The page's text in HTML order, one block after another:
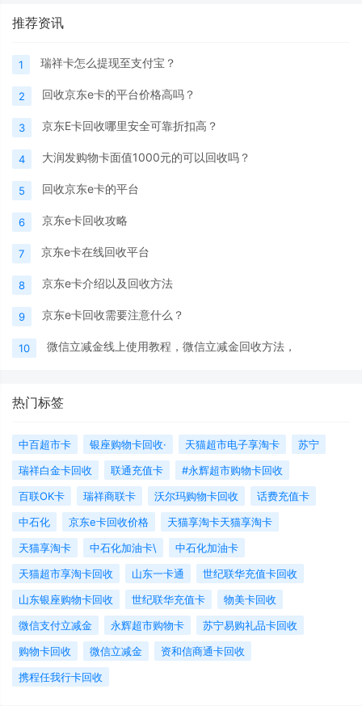
推荐资讯
1 瑞祥卡怎么提现至支付宝？
2 回收京东e卡的平台价格高吗？
3 京东E卡回收哪里安全可靠折扣高？
4 大润发购物卡面值1000元的可以回收吗？
5 回收京东e卡的平台
6 京东e卡回收攻略
7 京东e卡在线回收平台
8 京东e卡介绍以及回收方法
9 京东e卡回收需要注意什么？
10 微信立减金线上使用教程，微信立减金回收方法，
热门标签
中百超市卡 银座购物卡回收· 天猫超市电子享淘卡
苏宁
瑞祥白金卡回收
联通充值卡
#永辉超市购物卡回收
百联OK卡
瑞祥商联卡 沃尔玛购物卡回收
话费充值卡
中石化
京东e卡回收价格
天猫享淘卡天猫享淘卡
天猫享淘卡
中石化加油卡\
中石化加油卡
天猫超市享淘卡回收
山东一卡通
世纪联华充值卡回收
山东银座购物卡回收
世纪联华充值卡
物美卡回收
微信支付立减金
永辉超市购物卡
苏宁易购礼品卡回收
购物卡回收
微信立减金
资和信商通卡回收
携程任我行卡回收